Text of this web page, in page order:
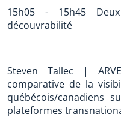
15h05 - 15h45
découvrabilité
Steven Tallec |
comparative de la
québécois/canadiens
plateformes